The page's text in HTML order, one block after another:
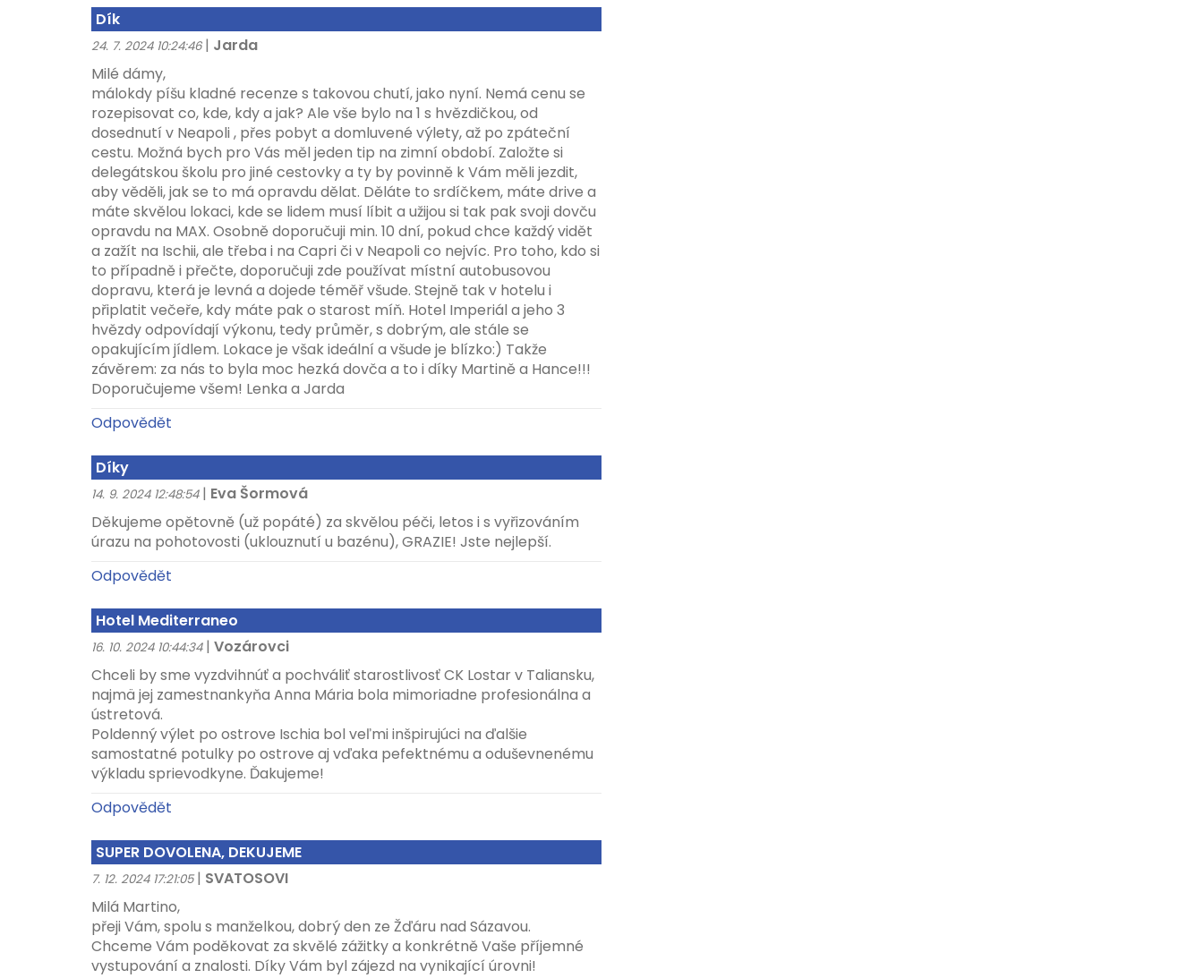
Dík
24. 7. 2024 10:24:46 | Jarda
Milé dámy,
málokdy píšu kladné recenze s takovou chutí, jako nyní. Nemá cenu se
rozepisovat co, kde, kdy a jak? Ale vše bylo na 1 s hvězdičkou, od
dosednutí v Neapoli , přes pobyt a domluvené výlety, až po zpáteční
cestu. Možná bych pro Vás měl jeden tip na zimní období. Založte si
delegátskou školu pro jiné cestovky a ty by povinně k Vám měli jezdit,
aby věděli, jak se to má opravdu dělat. Děláte to srdíčkem, máte drive a
máte skvělou lokaci, kde se lidem musí líbit a užijou si tak pak svoji dovču
opravdu na MAX. Osobně doporučuji min. 10 dní, pokud chce každý vidět
a zažít na Ischii, ale třeba i na Capri či v Neapoli co nejvíc. Pro toho, kdo si
to případně i přečte, doporučuji zde používat místní autobusovou
dopravu, která je levná a dojede téměř všude. Stejně tak v hotelu i
připlatit večeře, kdy máte pak o starost míň. Hotel Imperiál a jeho 3
hvězdy odpovídají výkonu, tedy průměr, s dobrým, ale stále se
opakujícím jídlem. Lokace je však ideální a všude je blízko:) Takže
závěrem: za nás to byla moc hezká dovča a to i díky Martině a Hance!!!
Doporučujeme všem! Lenka a Jarda
Odpovědět
Díky
14. 9. 2024 12:48:54 | Eva Šormová
Děkujeme opětovně (už popáté) za skvělou péči, letos i s vyřizováním
úrazu na pohotovosti (uklouznutí u bazénu), GRAZIE! Jste nejlepší.
Odpovědět
Hotel Mediterraneo
16. 10. 2024 10:44:34 | Vozárovci
Chceli by sme vyzdvihnúť a pochváliť starostlivosť CK Lostar v Taliansku,
najmä jej zamestnankyňa Anna Mária bola mimoriadne profesionálna a
ústretová.
Poldenný výlet po ostrove Ischia bol veľmi inšpirujúci na ďalšie
samostatné potulky po ostrove aj vďaka pefektnému a oduševnenému
výkladu sprievodkyne. Ďakujeme!
Odpovědět
SUPER DOVOLENA, DEKUJEME
7. 12. 2024 17:21:05 | SVATOSOVI
Milá Martino,
přeji Vám, spolu s manželkou, dobrý den ze Žďáru nad Sázavou.
Chceme Vám poděkovat za skvělé zážitky a konkrétně Vaše příjemné
vystupování a znalosti. Díky Vám byl zájezd na vynikající úrovni!